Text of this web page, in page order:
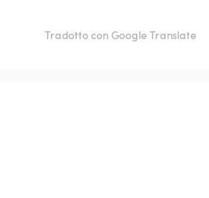
Tradotto con Google Translate